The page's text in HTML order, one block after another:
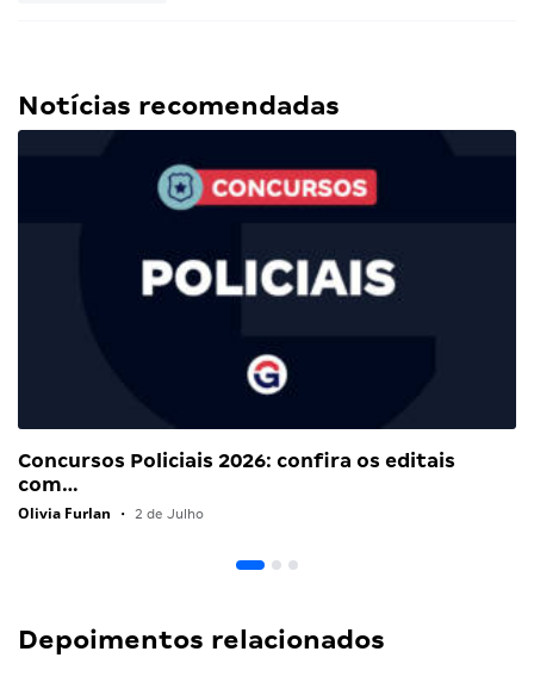
Notícias recomendadas
Concursos Policiais 2026: confira os editais
com…
Olivia Furlan • 2 de Julho
Depoimentos relacionados